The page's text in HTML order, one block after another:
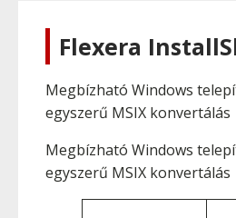
Flexera
Megbízható Windows
egyszerű MSIX konvertálás
Megbízható Windows
egyszerű MSIX konvertálás